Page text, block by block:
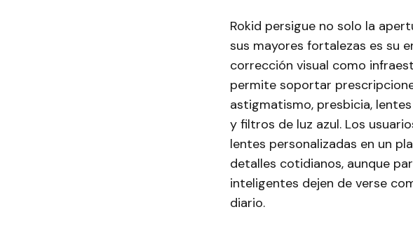
Rokid persigue no solo la
sus mayores fortalezas es su
corrección visual como
permite soportar
astigmatismo, presbicia,
y filtros de luz azul. Los
lentes personalizadas en un
detalles cotidianos, aunque
inteligentes dejen de verse
diario.